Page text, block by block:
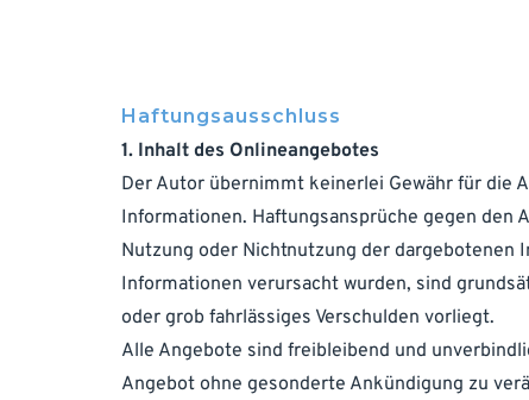
Haftungsausschluss
1. Inhalt des Onlineangebotes
Der Autor übernimmt keinerlei Gewähr für
Informationen. Haftungsansprüche gegen den
Nutzung oder Nichtnutzung der
Informationen verursacht wurden, sind
oder grob fahrlässiges Verschulden vorliegt.
Alle Angebote sind freibleibend und
Angebot ohne gesonderte Ankündigung zu